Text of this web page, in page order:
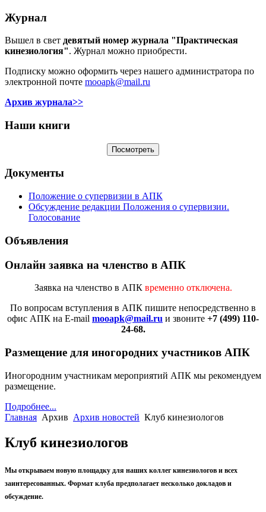
Журнал
Вышел в свет девятый номер журнала "Практическая
кинезиология". Журнал можно приобрести.
Подписку можно оформить через нашего администратора по
электронной почте mooapk@mail.ru
Архив журнала>>
Наши книги
Документы
Положение о супервизии в АПК
Обсуждение редакции Положения о супервизии.
Голосование
Объявления
Онлайн заявка на членство в АПК
Заявка на членство в АПК временно отключена.
По вопросам вступления в АПК пишите непосредственно в
офис АПК на E-mail mooapk@mail.ru и звоните +7 (499) 110-
24-68.
Размещение для иногородних участников АПК
Иногородним участникам мероприятий АПК мы рекомендуем
размещение.
Подробнее...
Главная Архив Архив новостей Клуб кинезиологов
Клуб кинезиологов
Мы открываем новую площадку для наших коллег кинезиологов и всех
заинтересованных. Формат клуба предполагает несколько докладов и
обсуждение.